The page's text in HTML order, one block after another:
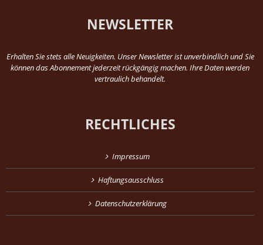
NEWSLETTER
Erhalten Sie stets alle Neuigkeiten. Unser Newsletter ist unverbindlich und Sie
können das Abonnement jederzeit rückgängig machen. Ihre Daten werden
vertraulich behandelt.
RECHTLICHES
Impressum
Haftungsausschluss
Datenschutzerklärung